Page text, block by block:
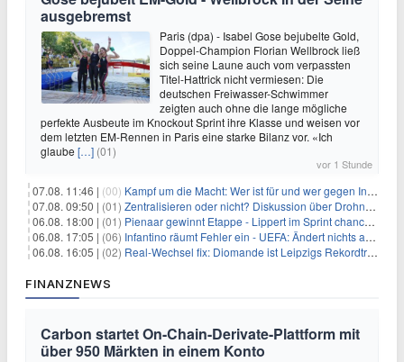
ausgebremst
Paris (dpa) - Isabel Gose bejubelte Gold,
Doppel-Champion Florian Wellbrock ließ
sich seine Laune auch vom verpassten
Titel-Hattrick nicht vermiesen: Die
deutschen Freiwasser-Schwimmer
zeigten auch ohne die lange mögliche
perfekte Ausbeute im Knockout Sprint ihre Klasse und weisen vor
dem letzten EM-Rennen in Paris eine starke Bilanz vor. «Ich
glaube […] (01)
vor 1 Stunde
07.08. 11:46 | (00) Kampf um die Macht: Wer ist für und wer gegen Infantino?
07.08. 09:50 | (01) Zentralisieren oder nicht? Diskussion über Drohnenabwehr
06.08. 18:00 | (01) Pienaar gewinnt Etappe - Lippert im Sprint chancenlos
06.08. 17:05 | (06) Infantino räumt Fehler ein - UEFA: Ändert nichts an Boykott
06.08. 16:05 | (02) Real-Wechsel fix: Diomande ist Leipzigs Rekordtransfer
FINANZNEWS
Carbon startet On-Chain-Derivate-Plattform mit
über 950 Märkten in einem Konto